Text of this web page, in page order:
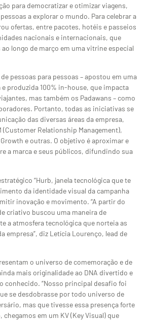
para democratizar e otimizar viagens,
a explorar o mundo. Para celebrar a
ofertas, entre pacotes, hotéis e passeios
nacionais e internacionais, que
longo de março em uma vitrine especial
pessoas para pessoas – apostou em uma
e produzida 100% in-house, que impacta
mas também os Padawans – como
Portanto, todas as iniciativas se
das diversas áreas da empresa,
(Customer Relationship Management),
e outras. O objetivo é aproximar e
a marca e seus públicos, difundindo sua
“Hurb, janela tecnológica que te
da identidade visual da campanha
inovação e movimento. “A partir do
criativo buscou uma maneira de
a atmosfera tecnológica que norteia as
empresa”, diz Letícia Lourenço, lead de
o universo de comemoração e de
mais originalidade ao DNA divertido e
conhecido. “Nosso principal desafio foi
se desdobrasse por todo universo de
mas que tivesse essa presença forte
em um KV (Key Visual) que